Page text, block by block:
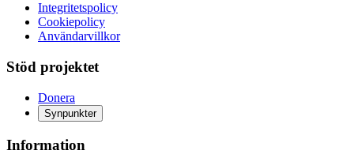
Integritetspolicy
Cookiepolicy
Användarvillkor
Stöd projektet
Donera
Synpunkter
Information